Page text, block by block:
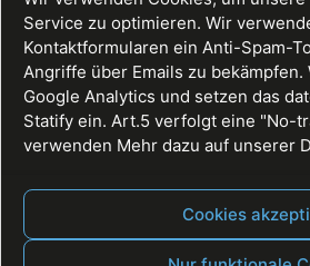
Service zu optimieren. Wir
Kontaktformularen ein Anti-Spam-
Angriffe über Emails zu
Google Analytics und setzen das
Statify ein. Art.5 verfolgt eine "No-
verwenden Mehr dazu auf unserer
Cookies